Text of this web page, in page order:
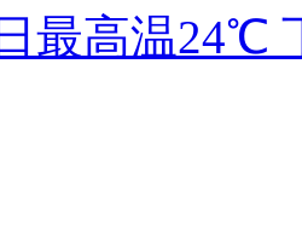
最高温24℃